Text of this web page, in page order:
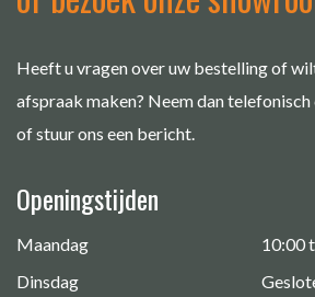
Heeft u vragen over uw bestelling of
afspraak maken? Neem dan
of stuur ons een bericht.
Openingstijden
Maandag
10:00
Dinsdag